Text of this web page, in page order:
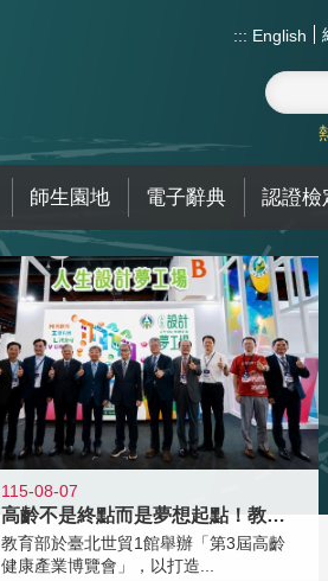
::: English
師生園地 電子辭典 認證檢
115-08-07
高齡不是終點而是夢想起點！教育部打
教育部於臺北世貿1館舉辦「第3屆高齡
健康產業博覽會」，以打造...